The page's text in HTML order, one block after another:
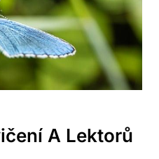
A Lektorů